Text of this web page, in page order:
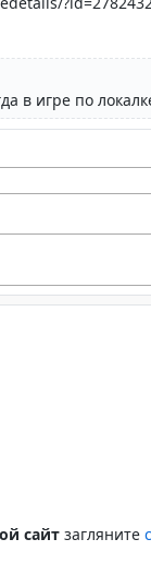
сайт загляните